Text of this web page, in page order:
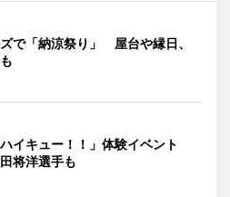
で「納涼祭り」 屋台や縁日、
イキュー！！」体験イベント
将洋選手も